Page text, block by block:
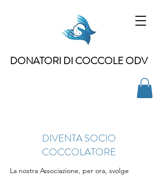
DONATORI DI COCCOLE ODV
DIVENTA SOCIO
COCCOLATORE
La nostra Associazione, per ora, svolge